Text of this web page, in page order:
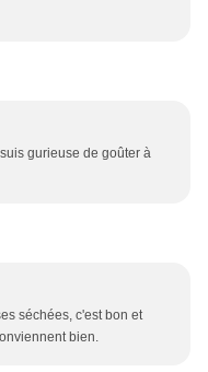
gurieuse de goûter à
séchées, c'est bon et
bien.